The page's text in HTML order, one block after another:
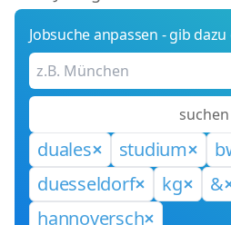
Jobsuche anpassen - gib
suchen
duales studium
duesseldorf
kg &
hannoversch